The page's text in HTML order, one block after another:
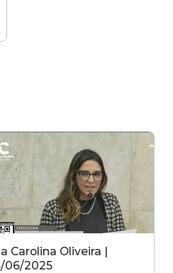
Carolina Oliveira |
06/2025